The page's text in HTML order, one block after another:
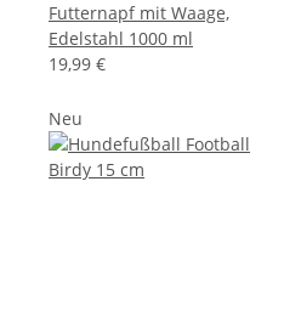
Futternapf mit Waage,
Edelstahl 1000 ml
19,99 €
Neu